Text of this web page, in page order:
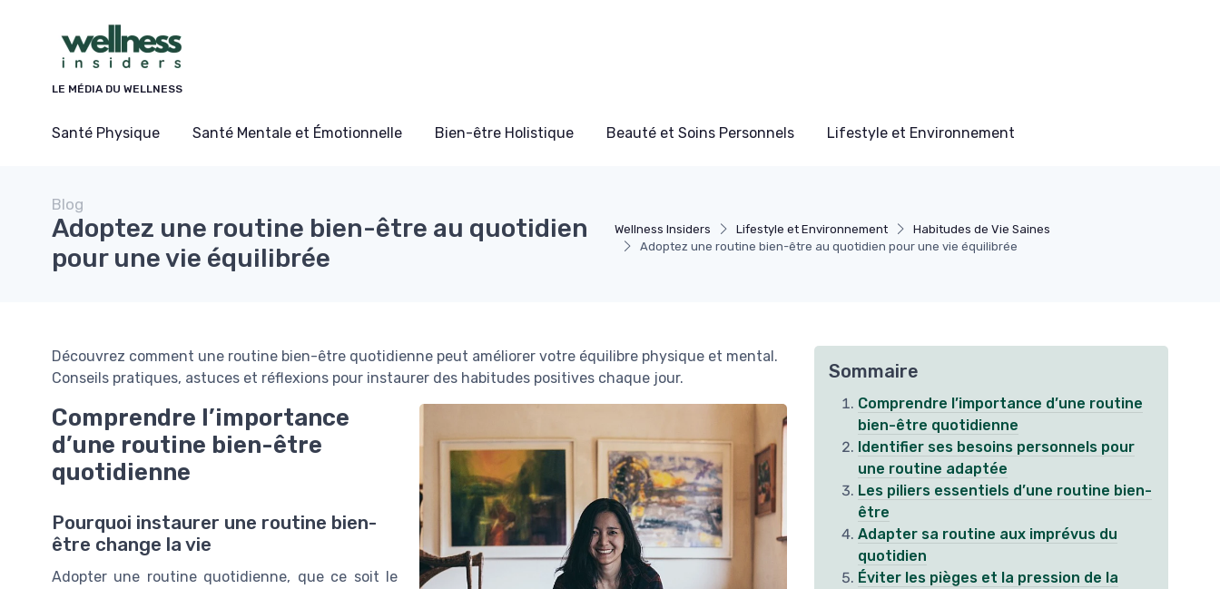
LE MÉDIA DU WELLNESS
Santé Physique Santé Mentale et Émotionnelle Bien-être Holistique Beauté et Soins Personnels Lifestyle et Environnement
Wellness Insiders Lifestyle et Environnement
Habitudes de Vie Saines
Adoptez une routine bien-être au quotidien pour une vie équilibrée
Blog
Adoptez une routine bien-être au quotidien
pour une vie équilibrée
Découvrez comment une routine bien-être quotidienne peut améliorer votre équilibre physique et mental.
Conseils pratiques, astuces et réflexions pour instaurer des habitudes positives chaque jour.
Comprendre l’importance
d’une routine bien-être
quotidienne
Pourquoi instaurer une routine bien-
être change la vie
Adopter une routine quotidienne, que ce soit le
Sommaire
Comprendre l’importance d’une routine
bien-être quotidienne
Identifier ses besoins personnels pour
une routine adaptée
Les piliers essentiels d’une routine bien-
être
Adapter sa routine aux imprévus du
quotidien
Éviter les pièges et la pression de la